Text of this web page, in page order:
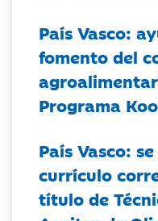
País Vasco:
fomento del
Programa
País Vasco:
currículo
título de